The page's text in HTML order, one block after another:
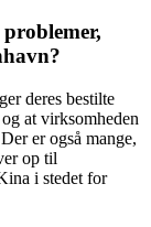
deres bestilte
at virksomheden
er også mange,
op til
i stedet for